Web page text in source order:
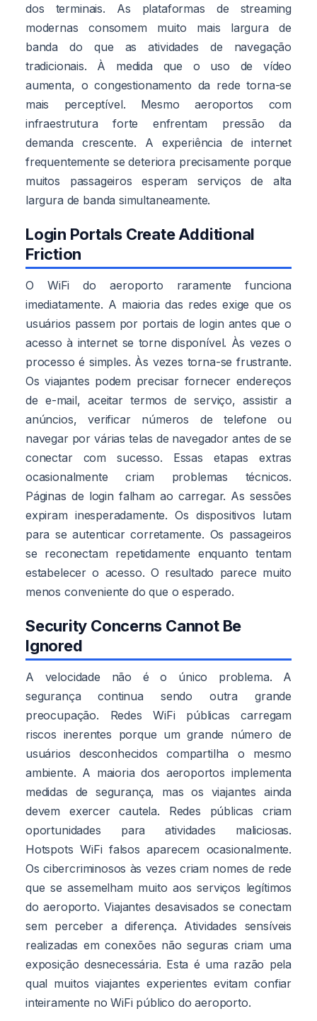
dos terminais. As plataformas de streaming
modernas consomem muito mais largura de
banda do que as atividades de navegação
tradicionais. À medida que o uso de vídeo
aumenta, o congestionamento da rede torna-se
mais perceptível. Mesmo aeroportos com
infraestrutura forte enfrentam pressão da
demanda crescente. A experiência de internet
frequentemente se deteriora precisamente porque
muitos passageiros esperam serviços de alta
largura de banda simultaneamente.
Login Portals Create Additional
Friction
O WiFi do aeroporto raramente funciona
imediatamente. A maioria das redes exige que os
usuários passem por portais de login antes que o
acesso à internet se torne disponível. Às vezes o
processo é simples. Às vezes torna-se frustrante.
Os viajantes podem precisar fornecer endereços
de e-mail, aceitar termos de serviço, assistir a
anúncios, verificar números de telefone ou
navegar por várias telas de navegador antes de se
conectar com sucesso. Essas etapas extras
ocasionalmente criam problemas técnicos.
Páginas de login falham ao carregar. As sessões
expiram inesperadamente. Os dispositivos lutam
para se autenticar corretamente. Os passageiros
se reconectam repetidamente enquanto tentam
estabelecer o acesso. O resultado parece muito
menos conveniente do que o esperado.
Security Concerns Cannot Be
Ignored
A velocidade não é o único problema. A
segurança continua sendo outra grande
preocupação. Redes WiFi públicas carregam
riscos inerentes porque um grande número de
usuários desconhecidos compartilha o mesmo
ambiente. A maioria dos aeroportos implementa
medidas de segurança, mas os viajantes ainda
devem exercer cautela. Redes públicas criam
oportunidades para atividades maliciosas.
Hotspots WiFi falsos aparecem ocasionalmente.
Os cibercriminosos às vezes criam nomes de rede
que se assemelham muito aos serviços legítimos
do aeroporto. Viajantes desavisados se conectam
sem perceber a diferença. Atividades sensíveis
realizadas em conexões não seguras criam uma
exposição desnecessária. Esta é uma razão pela
qual muitos viajantes experientes evitam confiar
inteiramente no WiFi público do aeroporto.